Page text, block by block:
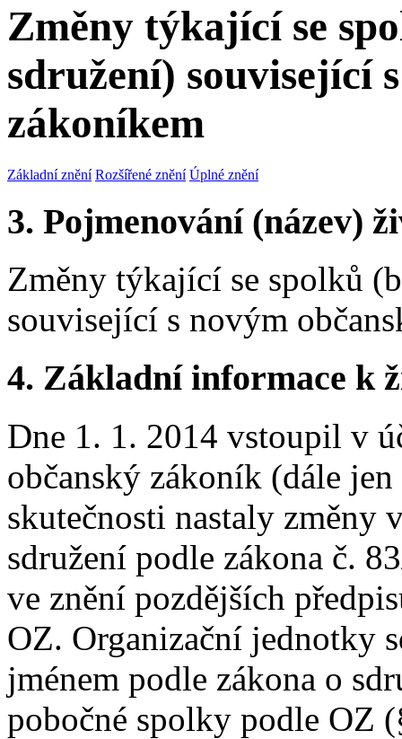
Změny týkající se
sdružení) související
zákoníkem
Základní znění Rozšířené znění Úplné znění
3. Pojmenování (název)
Změny týkající se spolků
související s novým
4. Základní informace k
Dne 1. 1. 2014 vstoupil v
občanský zákoník (dále
skutečnosti nastaly změny
sdružení podle zákona č.
ve znění pozdějších
OZ. Organizační jednotky
jménem podle zákona o
pobočné spolky podle OZ